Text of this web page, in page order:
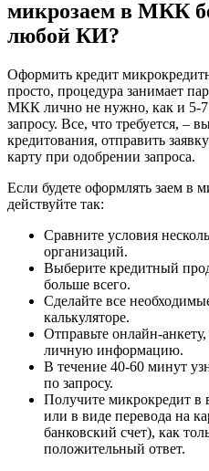
микрозаем в МКК
любой КИ?
Оформить кредит
просто, процедура занимает
МКК лично не нужно, как и 5-
запросу. Все, что требуется, –
кредитования, отправить
карту при одобрении запроса.
Если будете оформлять заем в
действуйте так:
Сравните условия
организаций.
Выберите кредитный
больше всего.
Сделайте все
калькуляторе.
Отправьте онлайн-
личную информацию.
В течение 40-60 минут
по запросу.
Получите микрокредит в
или в виде перевода на
банковский счет), как
положительный ответ.